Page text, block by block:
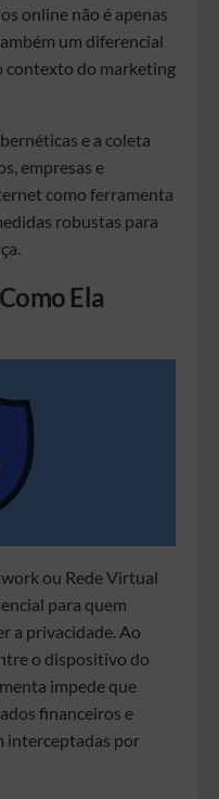
online não é apenas
um diferencial
contexto do marketing
e a coleta
empresas e
como ferramenta
robustas para
Ela
ou Rede Virtual
para quem
a privacidade. Ao
o dispositivo do
impede que
financeiros e
interceptadas por